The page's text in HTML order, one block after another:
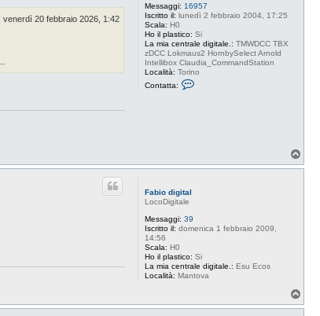
Messaggi: 16957
Iscritto il: lunedì 2 febbraio 2004, 17:25
Scala: H0
Ho il plastico: Si
La mia centrale digitale.: TMWDCC TBX
zDCC Lokmaus2 HornbySelect Arnold
Intellibox Claudia_CommandStation
Località: Torino
Contatta:
u
venerdì 20 febbraio 2026, 1:42
o
Fabio digital
LocoDigitale
Messaggi: 39
Iscritto il: domenica 1 febbraio 2009,
14:56
Scala: H0
Ho il plastico: Si
La mia centrale digitale.: Esu Ecos
Località: Mantova
o